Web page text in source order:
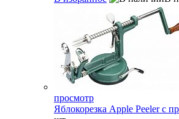
просмотр
Яблокорезка Apple Peeler с